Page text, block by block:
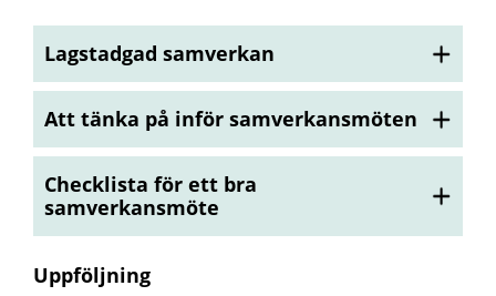
Lagstadgad samverkan
Att tänka på inför samverkansmöten
Checklista för ett bra
samverkansmöte
Uppföljning